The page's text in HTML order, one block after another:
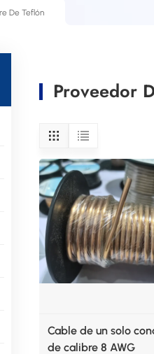
De Teflón
Proveedor
Cable de un solo
de calibre 8 AWG